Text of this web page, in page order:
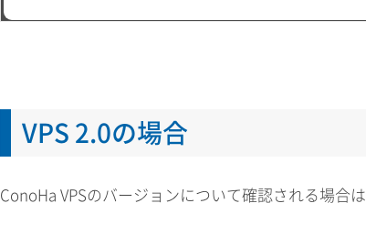
VPS 2.0の場合
ConoHa VPSのバージョンについて確認される場合は